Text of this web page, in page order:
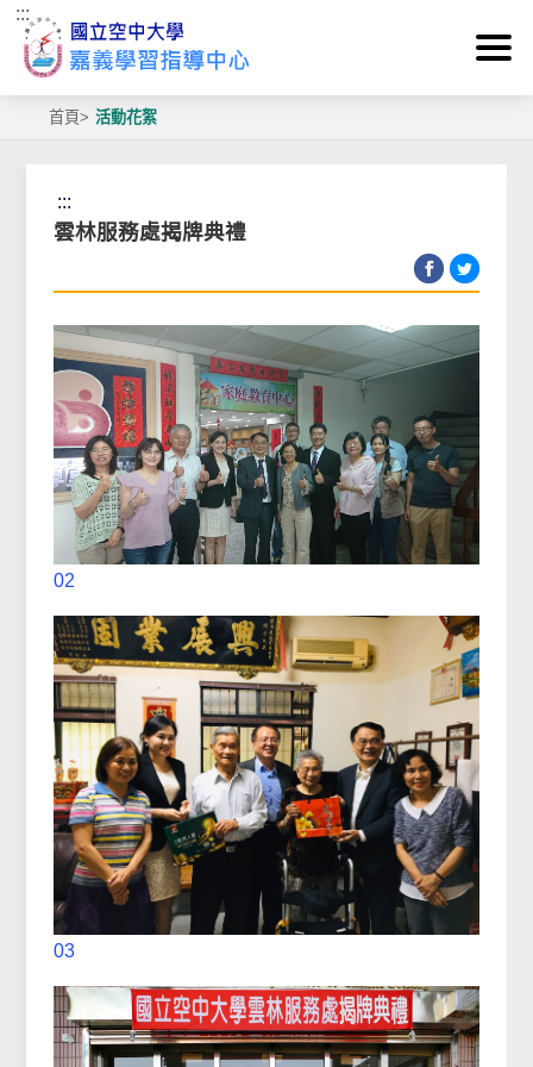
跳到主要內容區塊
:::
首頁> 活動花絮
:::
雲林服務處揭牌典禮
02
03